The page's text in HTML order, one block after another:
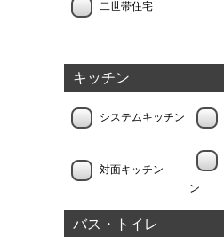
二世帯住宅
キッチン
システムキッチン
対面キッチン
ン
バス・トイレ